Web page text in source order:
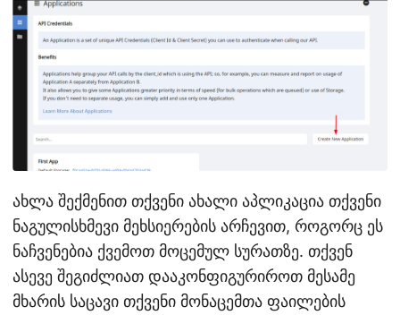
ახლა შექმენით თქვენი ახალი აპლიკაცია თქვენი
ნაგულისხმევი მეხსიერების არჩევით, როგორც ეს
ნაჩვენებია ქვემოთ მოცემულ სურათზე. თქვენ
ასევე შეგიძლიათ დააკონფიგურიროთ მესამე
მხარის საცავი თქვენი მონაცემთა ფაილების